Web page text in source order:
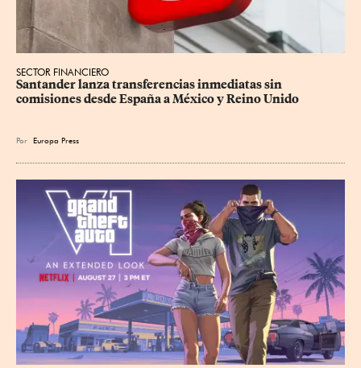
SECTOR FINANCIERO
Santander lanza transferencias inmediatas sin
comisiones desde España a México y Reino Unido
Por Europa Press